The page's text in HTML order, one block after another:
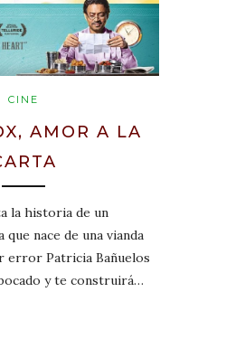
CINE
AMOR A LA
la historia de un
que nace de una vianda
error Patricia Bañuelos
y te construirá…